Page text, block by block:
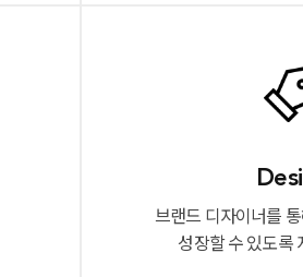
브랜드 디자이너를
성장할 수 있도록